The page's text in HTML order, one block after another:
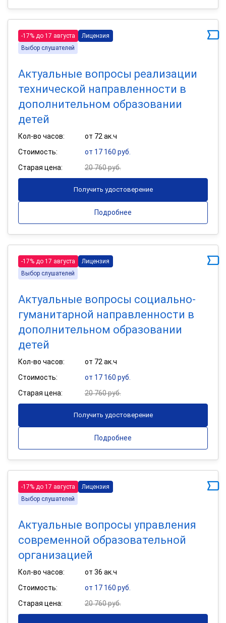
-17% до 17 августа
Лицензия
Выбор слушателей
Актуальные вопросы реализации
технической направленности в
дополнительном образовании
детей
Кол-во часов:
от 72 ак.ч
Стоимость:
от 17 160 руб.
Старая цена:
20 760 руб.
Получить удостоверение
Подробнее
-17% до 17 августа
Лицензия
Выбор слушателей
Актуальные вопросы социально-
гуманитарной направленности в
дополнительном образовании
детей
Кол-во часов:
от 72 ак.ч
Стоимость:
от 17 160 руб.
Старая цена:
20 760 руб.
Получить удостоверение
Подробнее
-17% до 17 августа
Лицензия
Выбор слушателей
Актуальные вопросы управления
современной образовательной
организацией
Кол-во часов:
от 36 ак.ч
Стоимость:
от 17 160 руб.
Старая цена:
20 760 руб.